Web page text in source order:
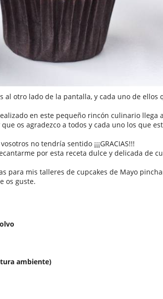
al otro lado de la pantalla, y cada uno de
en este pequeño rincón culinario llega
os agradezco a todos y cada uno los que
no tendría sentido ¡¡¡GRACIAS!!!
por esta receta dulce y delicada de
para mis talleres de cupcakes de Mayo
os guste.
ambiente)